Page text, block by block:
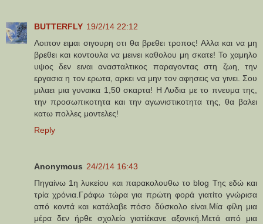
BUTTERFLY 19/2/14 22:12
Λοιπον ειμαι σιγουρη οτι θα βρεθει τροπος! Αλλα και να μη
βρεθει και κοντουλα να μεινει καθολου μη σκατε! Το χαμηλο
υψος δεν ειναι ανασταλτικος παραγοντας στη ζωη, την
εργασια η τον ερωτα, αρκει να μην τον αφησεις να γινει. Σου
μιλαει μια γυναικα 1,50 σκαρτα! Η Λυδια με το πνευμα της,
την προσωπικοτητα και την αγωνιστικοτητα της, θα βαλει
κατω πολλες μοντελες!
Reply
Anonymous 24/2/14 16:43
Πηγαίνω 1η λυκείου και παρακολουθω το blog Της εδώ και
τρία χρόνια.Γράφω τώρα για πρώτη φορά γιατίτο γνώρισα
από κοντά και κατάλαβε πόσο δύσκολο είναι.Μία φίλη μια
μέρα δεν ήρθε σχολείο γιατίέκανε αξονική.Μετά από μια